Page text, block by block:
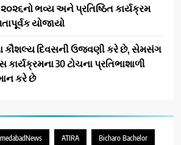
ભવ્ય અને પ્રતિષ્ઠિત કાર્યક્રમ
યોજાયો
કૌશલ્ય દિવસની ઉજવણી કરે છે, સેમસંગ
કાર્યક્રમના 30 ટોચના પ્રતિભાશાળી
કરે છે
ATIRA Bicharo Bachelor